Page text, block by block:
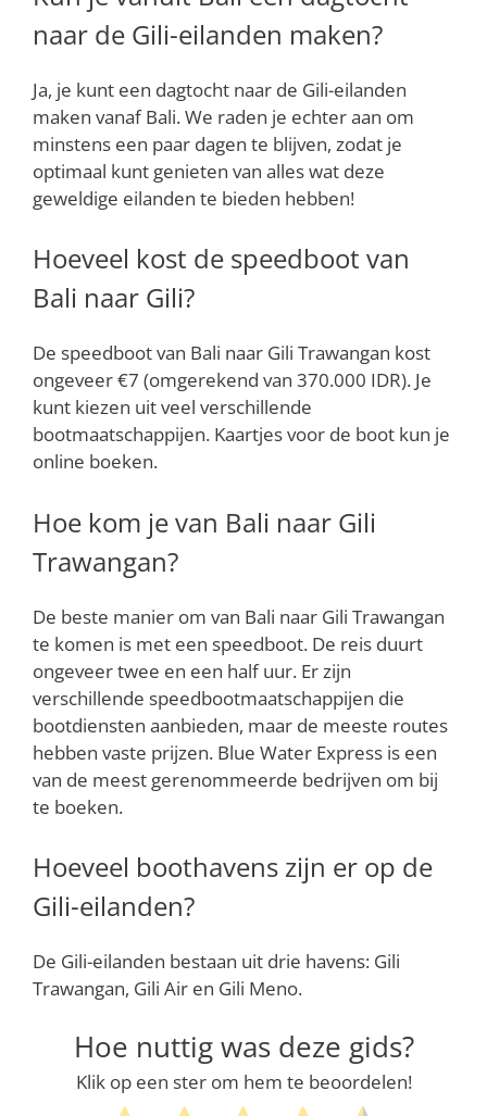
naar de Gili-eilanden maken?
Ja, je kunt een dagtocht naar de Gili-eilanden
maken vanaf Bali. We raden je echter aan om
minstens een paar dagen te blijven, zodat je
optimaal kunt genieten van alles wat deze
geweldige eilanden te bieden hebben!
Hoeveel kost de speedboot van
Bali naar Gili?
De speedboot van Bali naar Gili Trawangan kost
ongeveer €7 (omgerekend van 370.000 IDR). Je
kunt kiezen uit veel verschillende
bootmaatschappijen. Kaartjes voor de boot kun je
online boeken.
Hoe kom je van Bali naar Gili
Trawangan?
De beste manier om van Bali naar Gili Trawangan
te komen is met een speedboot. De reis duurt
ongeveer twee en een half uur. Er zijn
verschillende speedbootmaatschappijen die
bootdiensten aanbieden, maar de meeste routes
hebben vaste prijzen. Blue Water Express is een
van de meest gerenommeerde bedrijven om bij
te boeken.
Hoeveel boothavens zijn er op de
Gili-eilanden?
De Gili-eilanden bestaan uit drie havens: Gili
Trawangan, Gili Air en Gili Meno.
Hoe nuttig was deze gids?
Klik op een ster om hem te beoordelen!